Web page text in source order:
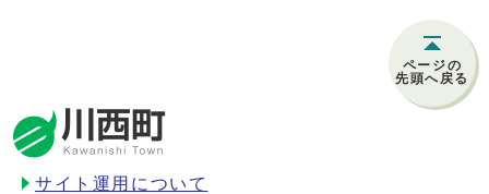
ページの
先頭へ戻る
サイト運用について